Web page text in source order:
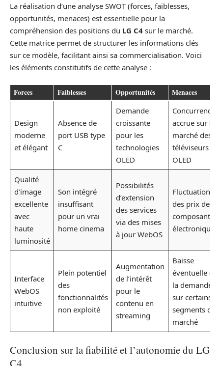
La réalisation d’une analyse SWOT (forces, faiblesses,
opportunités, menaces) est essentielle pour la
compréhension des positions du LG C4 sur le marché.
Cette matrice permet de structurer les informations clés
sur ce modèle, facilitant ainsi sa commercialisation. Voici
les éléments constitutifs de cette analyse :
Forces Faiblesses Opportunités Menaces
Design
moderne
et élégant
Absence de
port USB type
C
Demande
croissante
pour les
technologies
OLED
Concurrence
accrue sur le
marché des
téléviseurs
OLED
Qualité
d’image
excellente
avec
haute
luminosité
Son intégré
insuffisant
pour un vrai
home cinema
Possibilités
d’extension
des services
via des mises
à jour WebOS
Fluctuation
des prix des
composants
électroniques
Interface
WebOS
intuitive
Plein potentiel
des
fonctionnalités
non exploité
Augmentation
de l’intérêt
pour le
contenu en
streaming
Baisse
éventuelle de
la demande
sur certains
segments du
marché
Conclusion sur la fiabilité et l’autonomie du LG
C4